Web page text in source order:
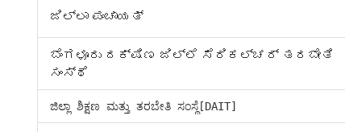
ಜಿಲ್ಲಾ ಪಂಚಾಯತ್
ಬೆಂಗಳೂರು ದಕ್ಷಿಣ ಜಿಲ್ಲೆ ಸೆರಿಕಲ್ಚರ್ ತರಬೇತಿ
ಸಂಸ್ಥೆ
ಜಿಲ್ಲಾ ಶಿಕ್ಷಣ ಮತ್ತು ತರಬೇತಿ ಸಂಸ್ಥೆ[DAIT]